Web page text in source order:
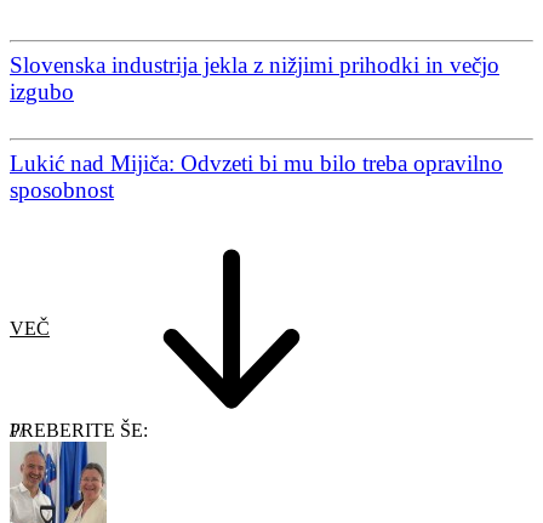
Slovenska industrija jekla z nižjimi prihodki in večjo
izgubo
Lukić nad Mijiča: Odvzeti bi mu bilo treba opravilno
sposobnost
VEČ
PREBERITE ŠE: